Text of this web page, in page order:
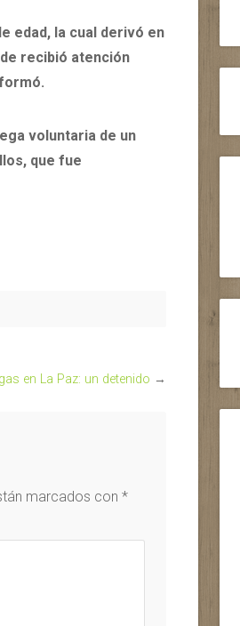
edad, la cual derivó en
recibió atención
voluntaria de un
que fue
en La Paz: un detenido →
marcados con *